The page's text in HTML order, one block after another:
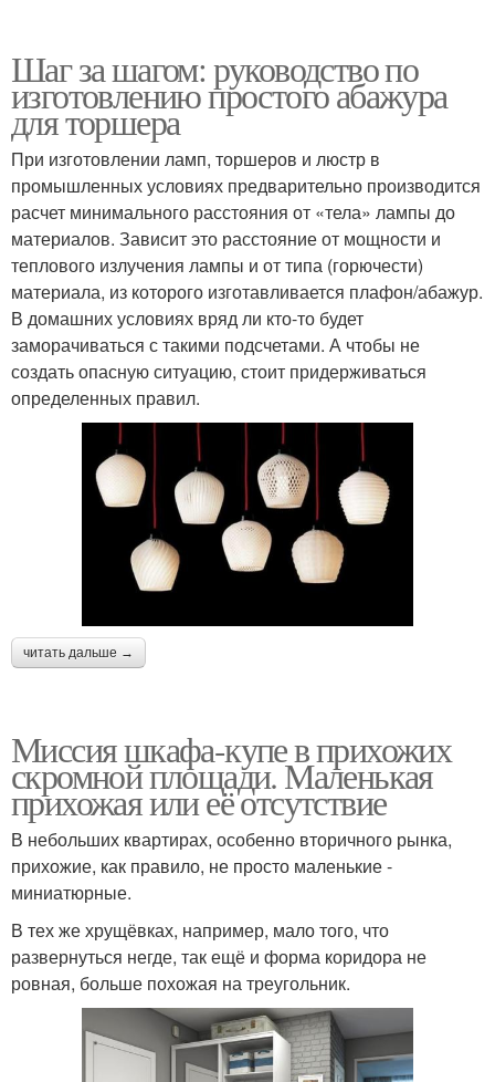
Шаг за шагом: руководство по
изготовлению простого абажура
для торшера
При изготовлении ламп, торшеров и люстр в
промышленных условиях предварительно производится
расчет минимального расстояния от «тела» лампы до
материалов. Зависит это расстояние от мощности и
теплового излучения лампы и от типа (горючести)
материала, из которого изготавливается плафон/абажур.
В домашних условиях вряд ли кто-то будет
заморачиваться с такими подсчетами. А чтобы не
создать опасную ситуацию, стоит придерживаться
определенных правил.
читать дальше →
Миссия шкафа-купе в прихожих
скромной площади. Маленькая
прихожая или её отсутствие
В небольших квартирах, особенно вторичного рынка,
прихожие, как правило, не просто маленькие -
миниатюрные.
В тех же хрущёвках, например, мало того, что
развернуться негде, так ещё и форма коридора не
ровная, больше похожая на треугольник.